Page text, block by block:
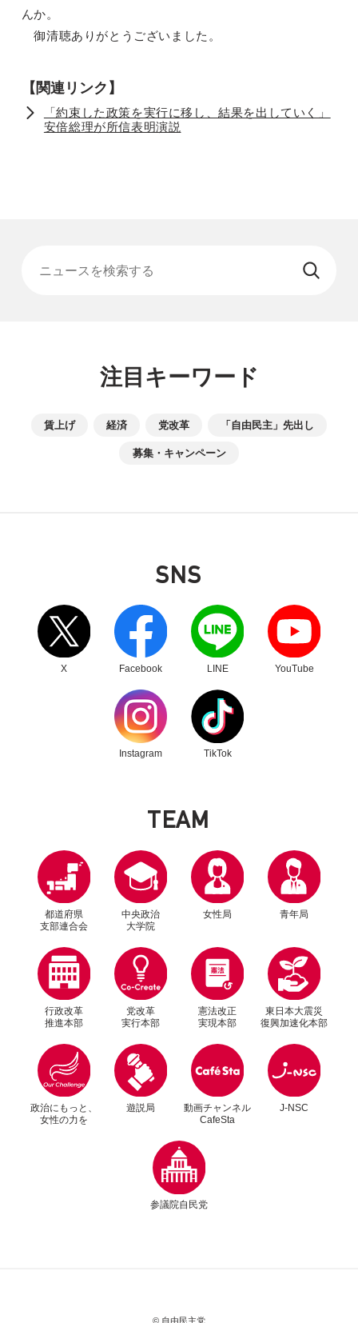
んか。
御清聴ありがとうございました。
【関連リンク】
「約束した政策を実行に移し、結果を出していく」
安倍総理が所信表明演説
注目キーワード
賃上げ 経済 党改革 「自由民主」先出し
募集・キャンペーン
SNS
X
別ウィンドウリンク
Facebook
別ウィンドウリンク
LINE
別ウィンドウリンク
YouTube
別ウィンドウリンク
Instagram
別ウィンドウリンク
TikTok
別ウィンドウリンク
TEAM
都道府県
支部連合会
中央政治
大学院
女性局 青年局
行政改革
推進本部
党改革
実行本部
憲法改正
実現本部
東日本大震災
復興加速化本部
政治にもっと、
女性の力を
別ウィンドウリンク
遊説局
別ウィンドウリンク
動画チャンネル
CafeSta
J-NSC
参議院自民党
別ウィンドウリンク
© 自由民主党